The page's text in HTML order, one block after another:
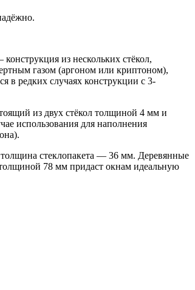
из нескольких стёкол,
газом (аргоном или криптоном),
в редких случаях конструкции с 3-
из двух стёкол толщиной 4 мм и
использования для наполнения
стеклопакета — 36 мм. Деревянные
78 мм придаст окнам идеальную